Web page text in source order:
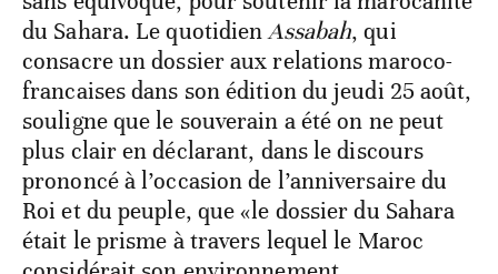
du Sahara. Le quotidienAssabah, qui
consacre un dossier aux relations maroco-
francaises dans son édition du jeudi 25 août,
souligne que le souverain a été on ne peut
plus clair en déclarant, dans le discours
prononcé à l’occasion de l’anniversaire du
Roi et du peuple, que «le dossier du Sahara
était le prisme à travers lequel le Maroc